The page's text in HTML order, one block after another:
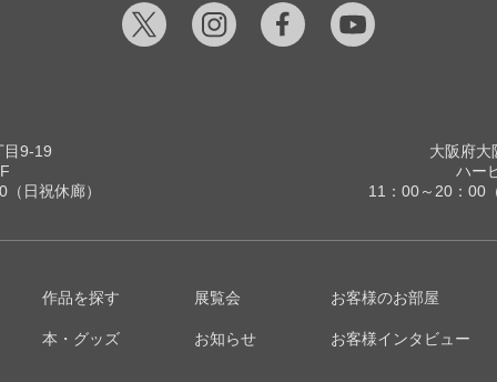
目9-19
日祝休廊）
大阪府大
ハー
11：00～20：00
作品を探す
本・グッズ
展覧会
お知らせ
お客様のお部屋
お客様インタビュー